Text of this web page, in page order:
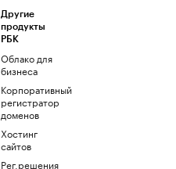
Другие
продукты
РБК
Облако для
бизнеса
Корпоративный
регистратор
доменов
Хостинг
сайтов
Рег.решения